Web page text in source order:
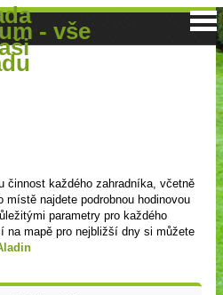
- vše
činnost každého zahradníka, včetně
najdete podrobnou hodinovou
parametry pro každého
na mapě pro nejbližší dny si můžete